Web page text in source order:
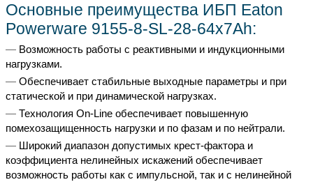
Основные преимущества ИБП Eaton
Powerware 9155-8-SL-28-64x7Ah:
Возможность работы с реактивными и индукционными
нагрузками.
Обеспечивает стабильные выходные параметры и при
статической и при динамической нагрузках.
Технология On-Line обеспечивает повышенную
помехозащищенность нагрузки и по фазам и по нейтрали.
Широкий диапазон допустимых крест-фактора и
коэффициента нелинейных искажений обеспечивает
возможность работы как с импульсной, так и с нелинейной